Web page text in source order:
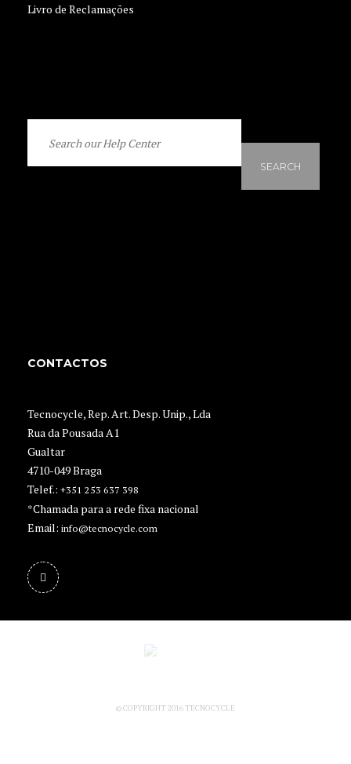
Livro de Reclamações
SEARCH
CONTACTOS
Tecnocycle, Rep. Art. Desp. Unip., Lda
Rua da Pousada A1
Gualtar
4710-049 Braga
Telef.: +351 253 637 398
*Chamada para a rede fixa nacional
Email: info@tecnocycle.com
© COPYRIGHT 2016 TECNOCYCLE